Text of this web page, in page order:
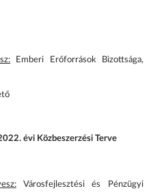
Emberi Erőforrások Bizottsága,
évi Közbeszerzési Terve
Városfejlesztési és Pénzügyi